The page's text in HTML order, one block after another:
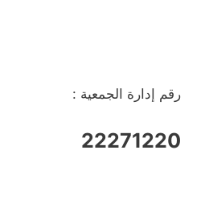
رقم إدارة الجمعية :
22271220